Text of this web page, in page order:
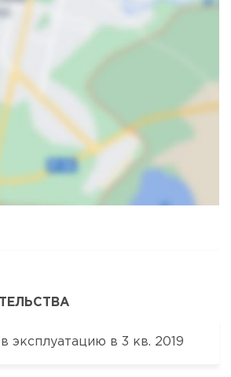
эксплуатацию в 3 кв. 2019